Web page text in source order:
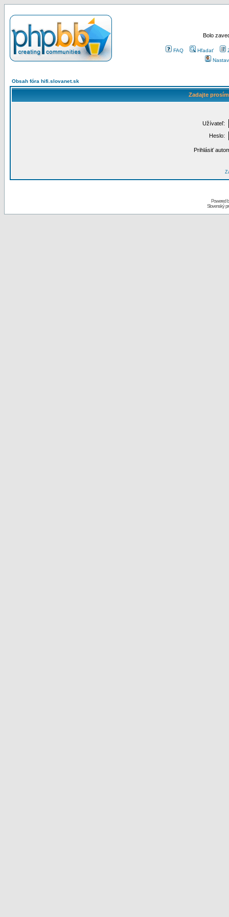
Bolo
FAQ Hľadať
Obsah fóra hifi.slovanet.sk
Zadajte
Užívateľ:
Heslo:
Prihlásiť
Powered
Slovenský